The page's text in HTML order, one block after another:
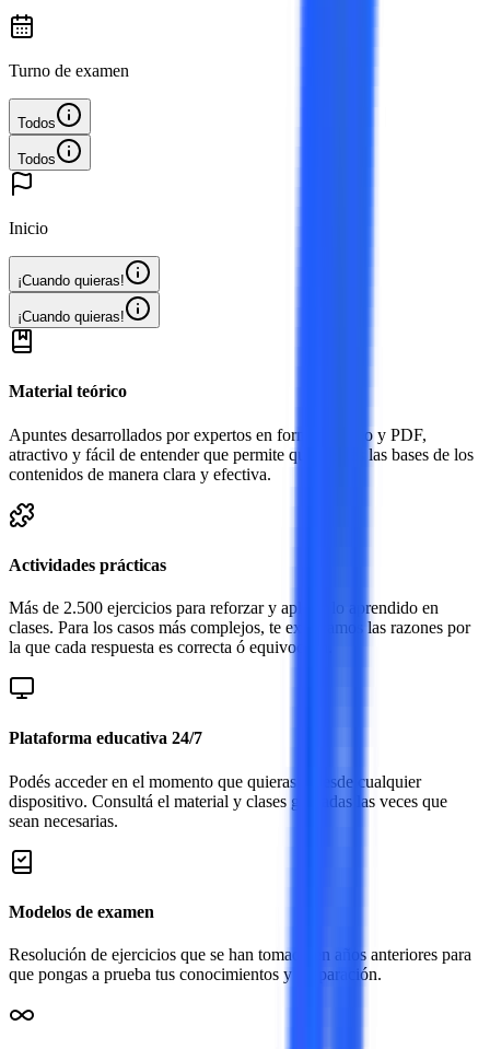
Turno de examen
Todos
Todos
Inicio
¡Cuando quieras!
¡Cuando quieras!
Material teórico
Apuntes desarrollados por expertos en formato video y PDF,
atractivo y fácil de entender que permite que sientes las bases de los
contenidos de manera clara y efectiva.
Actividades prácticas
Más de 2.500 ejercicios para reforzar y aplicar lo aprendido en
clases. Para los casos más complejos, te explicamos las razones por
la que cada respuesta es correcta ó equivocada.
Plataforma educativa 24/7
Podés acceder en el momento que quieras y desde cualquier
dispositivo. Consultá el material y clases grabadas las veces que
sean necesarias.
Modelos de examen
Resolución de ejercicios que se han tomado en años anteriores para
que pongas a prueba tus conocimientos y preparación.